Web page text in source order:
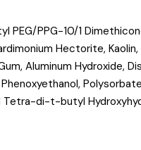
PEG/PPG-10/1
Hectorite,
Aluminum Hydroxide,
di-t-butyl